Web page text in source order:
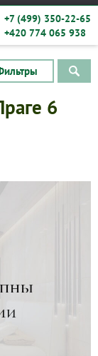
+7 (499) 350-22-65
+420 774 065 938
6